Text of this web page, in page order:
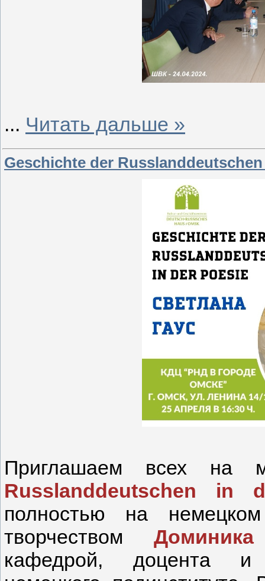
... Читать дальше »
Geschichte der
Приглашаем всех на
Russlanddeutschen in
полностью на
творчеством
кафедрой, доцента и